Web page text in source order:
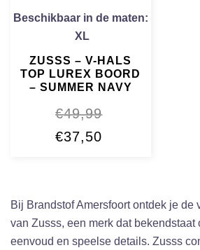
Beschikbaar in de maten:
XL
ZUSSS – V-HALS
TOP LUREX BOORD
– SUMMER NAVY
€49,99
Oorspronkelijke
€49,99.
€37,50
€37,50.
Bij Brandstof Amersfoort ontdek je
van Zusss, een merk dat bekendstaat
eenvoud en speelse details. Zusss